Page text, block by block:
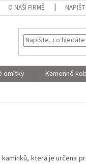
O NAŠÍ FIRMĚ
omítky Kamenné
která je určena